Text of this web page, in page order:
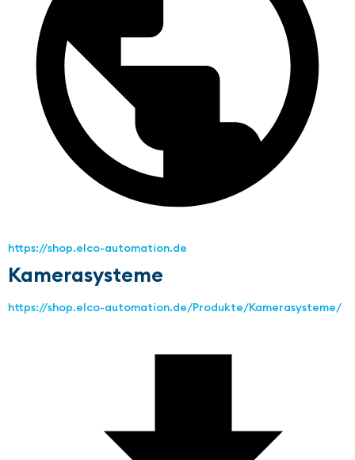
https://shop.elco-automation.de
Kamerasysteme
https://shop.elco-automation.de/Produkte/Kamerasysteme/